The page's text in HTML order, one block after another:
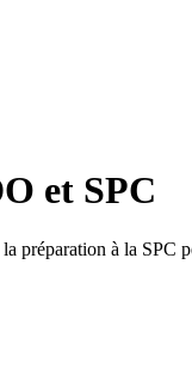
et SPC
à la SPC